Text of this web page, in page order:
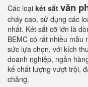
Các loại két sắt văn
cháy cao, sử dụng các
nhất. Két sắt cỡ lớn là
BEMC có rất nhiều mẫu
sức lựa chọn, với kích
doanh nghiệp, ngân
kế chất lượng vượt trội,
chăng.